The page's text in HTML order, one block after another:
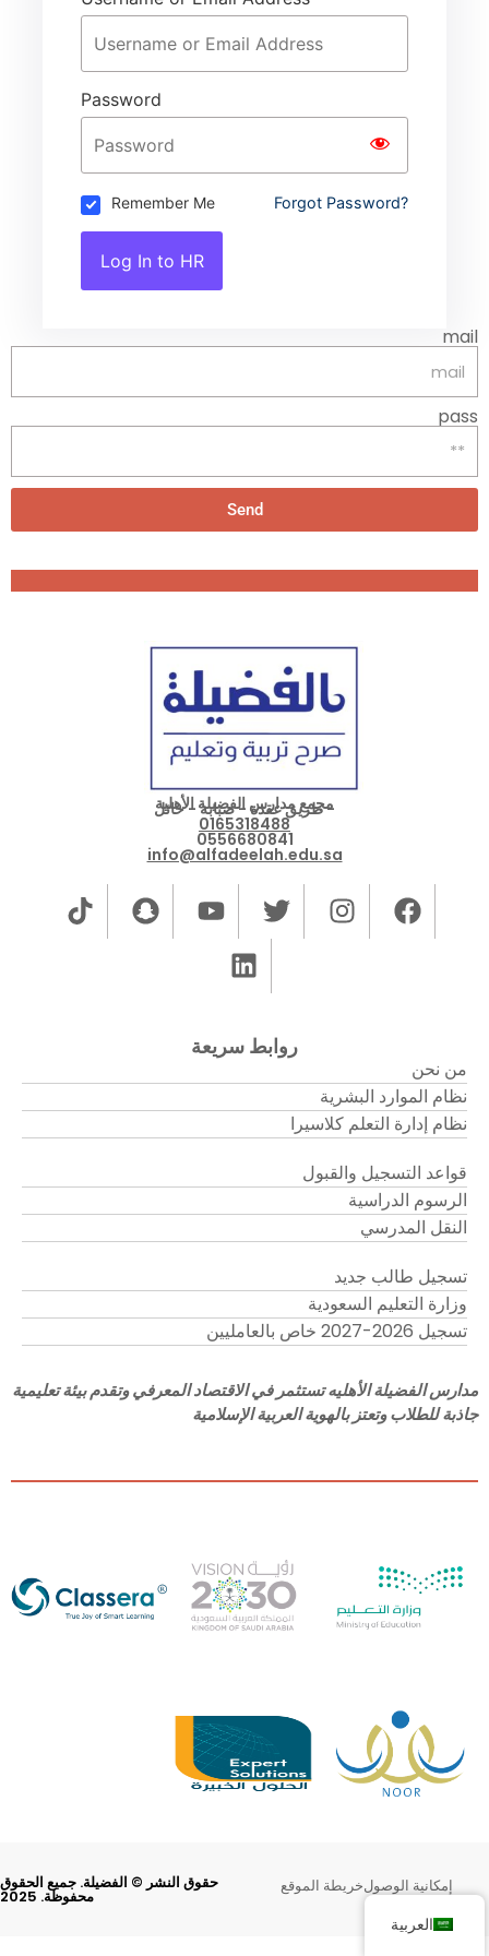
Password
Remember Me Forgot Password?
Log In to HR
mail
pass
Send
مجمع مدارس الفضيلة الأهلية
- طريق عقدة - صبابة - حائل
0165318488
0556680841
info@alfadeelah.edu.sa
روابط سريعة
من نحن
نظام الموارد البشرية
نظام إدارة التعلم كلاسيرا
قواعد التسجيل والقبول
الرسوم الدراسية
النقل المدرسي
تسجيل طالب جديد
وزارة التعليم السعودية
تسجيل 2026-2027 خاص بالعامليين
مدارس الفضيلة الأهليه تستثمر في الاقتصاد المعرفي وتقدم بيئة تعليمية
جاذبة للطلاب وتعتز بالهوية العربية الإسلامية
إمكانية الوصولخريطة الموقع حقوق النشر © الفضيلة. جميع الحقوق
محفوظة. 2025
العربية